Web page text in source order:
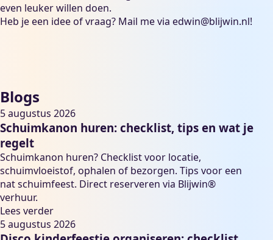
even leuker willen doen.
Heb je een idee of vraag? Mail me via edwin@blijwin.nl!
Blogs
5 augustus 2026
Schuimkanon huren: checklist, tips en wat je
regelt
Schuimkanon huren? Checklist voor locatie,
schuimvloeistof, ophalen of bezorgen. Tips voor een
nat schuimfeest. Direct reserveren via Blijwin®
verhuur.
Lees verder
5 augustus 2026